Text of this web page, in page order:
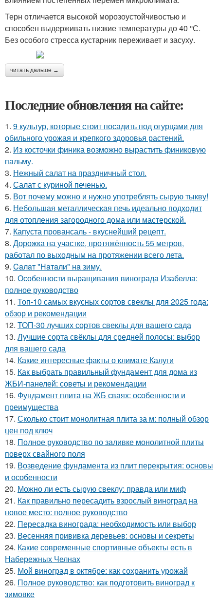
Терн отличается высокой морозоустойчивостью и
способен выдерживать низкие температуры до 40 °С.
Без особого стресса кустарник переживает и засуху.
читать дальше →
Последние обновления на сайте:
1. 9 культур, которые стоит посадить под огурцами для
обильного урожая и крепкого здоровья растений.
2. Из косточки финика возможно вырастить финиковую
пальму.
3. Нежный салат на праздничный стол.
4. Салат с куриной печенью.
5. Вот почему можно и нужно употреблять сырую тыкву!
6. Небольшая металлическая печь идеально подходит
для отопления загородного дома или мастерской.
7. Капуста провансаль - вкуснейший рецепт.
8. Дорожка на участке, протяжённость 55 метров,
работал по выходным на протяжении всего лета.
9. Caлaт "Нaтaли" нa зиму.
10. Особенности выращивания винограда Изабелла:
полное руководство
11. Топ-10 самых вкусных сортов свеклы для 2025 года:
обзор и рекомендации
12. ТОП-30 лучших сортов свеклы для вашего сада
13. Лучшие сорта свёклы для средней полосы: выбор
для вашего сада
14. Какие интересные факты о климате Калуги
15. Как выбрать правильный фундамент для дома из
ЖБИ-панелей: советы и рекомендации
16. Фундамент плита на ЖБ сваях: особенности и
преимущества
17. Сколько стоит монолитная плита за м: полный обзор
цен под ключ
18. Полное руководство по заливке монолитной плиты
поверх свайного поля
19. Возведение фундамента из плит перекрытия: основы
и особенности
20. Можно ли есть сырую свеклу: правда или миф
21. Как правильно пересадить взрослый виноград на
новое место: полное руководство
22. Пересадка винограда: необходимость или выбор
23. Весенняя прививка деревьев: основы и секреты
24. Какие современные спортивные объекты есть в
Набережных Челнах
25. Мой виноград в октябре: как сохранить урожай
26. Полное руководство: как подготовить виноград к
зимовке